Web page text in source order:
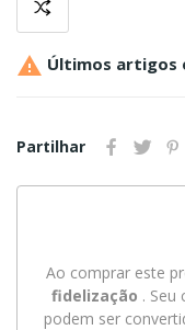
 Últimos artigos
Partilhar
Ao comprar este
fidelização . Seu
podem ser